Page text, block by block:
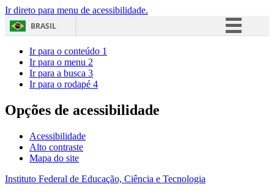
Ir direto para menu de acessibilidade.
BRASIL
Acesso à informação
Ir para o conteúdo 1
Ir para o menu 2
Ir para a busca 3
Ir para o rodapé 4
Opções de acessibilidade
Acessibilidade
Alto contraste
Mapa do site
Instituto Federal de Educação, Ciência e Tecnologia